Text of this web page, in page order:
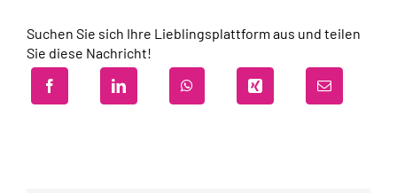
Suchen Sie sich Ihre Lieblingsplattform aus und teilen
Sie diese Nachricht!